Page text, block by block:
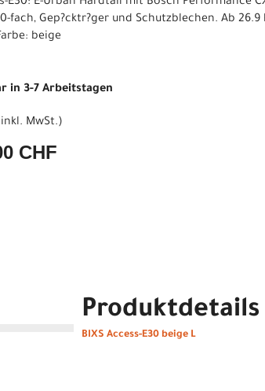
fach, Gep?cktr?ger und Schutzblechen. Ab 26.9
beige
in 3-7 Arbeitstagen
MwSt.)
CHF
Produktdetails
BIXS Access-E30 beige L